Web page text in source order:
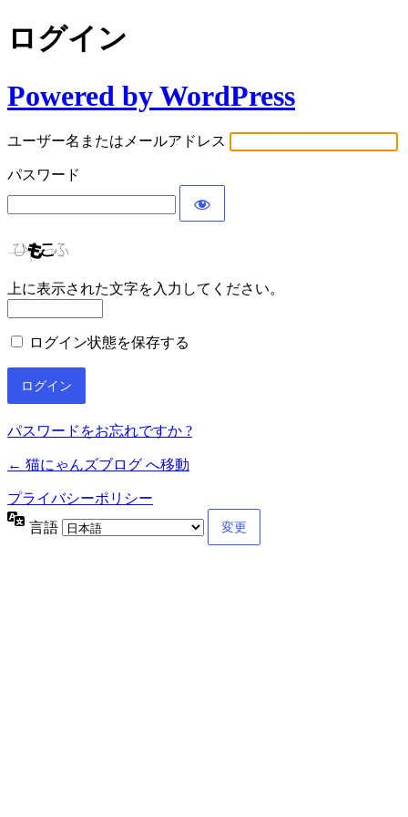
ログイン
Powered by WordPress
ユーザー名またはメールアドレス
パスワード
上に表示された文字を入力してください。
ログイン状態を保存する
パスワードをお忘れですか ?
← 猫にゃんズブログ へ移動
プライバシーポリシー
言語